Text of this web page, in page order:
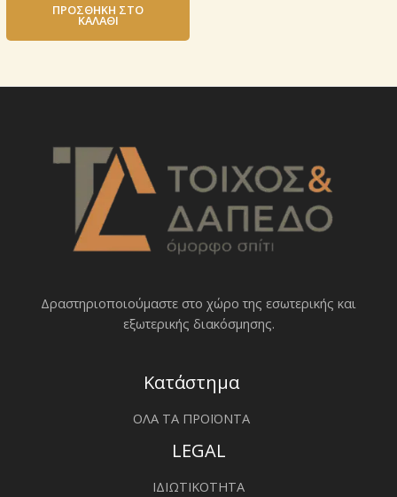
ΠΡΟΣΘΉΚΗ ΣΤΟ
ΚΑΛΆΘΙ
Δραστηριοποιoύμαστε στο χώρο της εσωτερικής και
εξωτερικής διακόσμησης.
Κατάστημα
ΟΛΑ ΤΑ ΠΡΟΪΟΝΤΑ
LEGAL
ΙΔΙΩΤΙΚΟΤΗΤΑ